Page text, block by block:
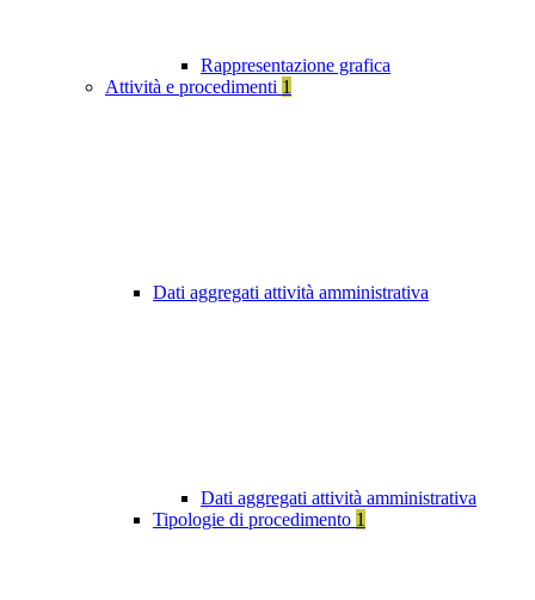
Rappresentazione grafica
Attività e procedimenti 1
Dati aggregati attività amministrativa
Dati aggregati attività amministrativa
Tipologie di procedimento 1